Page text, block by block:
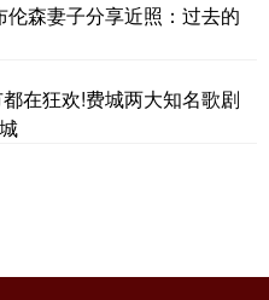
森妻子分享近照：过去的
在狂欢!费城两大知名歌剧